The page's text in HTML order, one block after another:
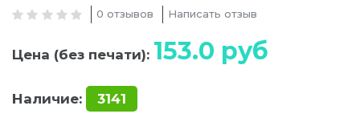
0 отзывов Написать отзыв
Цена (без печати): 153.0 руб
Наличие: 3141